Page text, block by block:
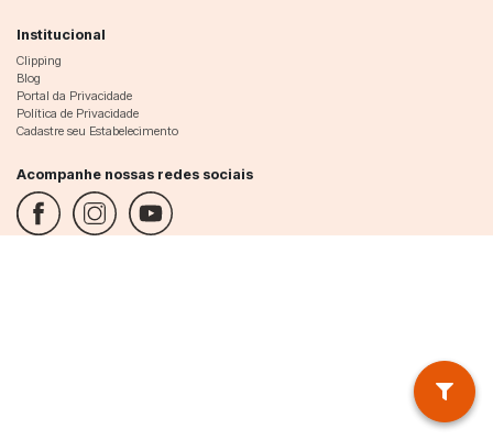
Institucional
Clipping
Blog
Portal da Privacidade
Política de Privacidade
Cadastre seu Estabelecimento
Acompanhe nossas redes sociais